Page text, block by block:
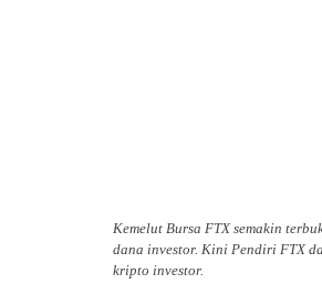
Kemelut Bursa FTX semakin
dana investor. Kini Pendiri FTX
kripto investor.